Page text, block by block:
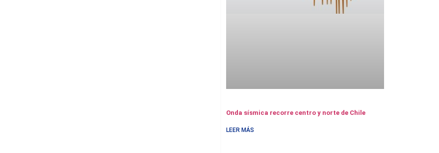
Onda sísmica recorre centro y norte de Chile
LEER MÁS